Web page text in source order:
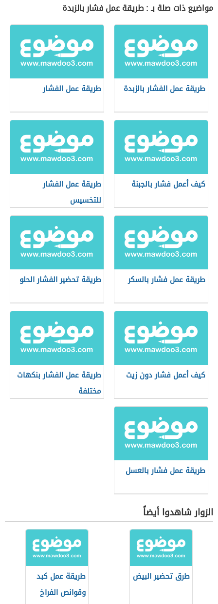
مواضيع ذات صلة بـ : طريقة عمل فشار بالزبدة
طريقة عمل الفشار بالزبدة طريقة عمل الفشار
كيف أعمل فشار بالجبنة
طريقة عمل الفشار
للتخسيس
طريقة عمل فشار بالسكر طريقة تحضير الفشار الحلو
كيف أعمل فشار دون زيت
طريقة عمل الفشار بنكهات
مختلفة
طريقة عمل فشار بالعسل
الزوار شاهدوا أيضاً
طرق تحضير البيض
طريقة عمل كبد
وقوانص الفراخ